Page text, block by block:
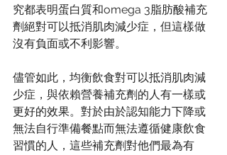
究都表明蛋白質和omega 3脂肪酸補充
劑絕對可以抵消肌肉減少症，但這樣做
沒有負面或不利影響。
儘管如此，均衡飲食對可以抵消肌肉減
少症，與依賴營養補充劑的人有一樣或
更好的效果。對於由於認知能力下降或
無法自行準備餐點而無法遵循健康飲食
習慣的人，這些補充劑對他們最為有